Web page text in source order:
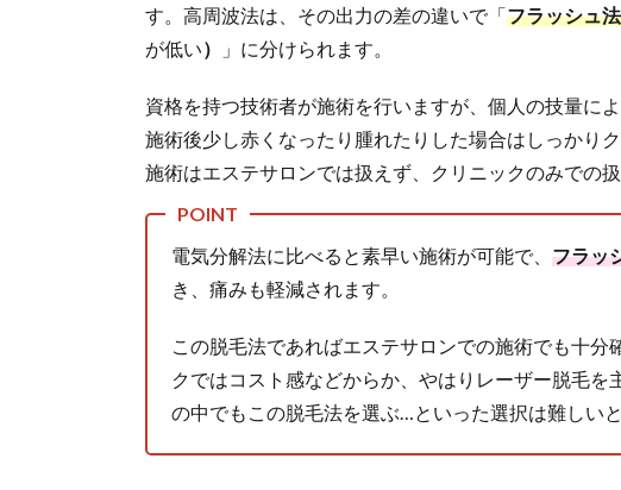
す
め
の
ロ
ン
は
こ
ち
女性
すす
めは
エス
テテ
ィッ
す。高周波法は、その出力の差の違いで「フラッシュ法
が低い） 」に分けられます。
資格を持つ技術者が施術を行いますが、個人の技量に
施術後少し赤くなったり腫れたりした場合はしっかり
施術はエステサロンでは扱えず、クリニックのみでの扱
電気分解法に比べると素早い施術が可能で、 フラッ
き、痛みも軽減されます。
この脱毛法であればエステサロンでの施術でも十
クではコスト感などからか、やはりレーザー脱毛
の中でもこの脱毛法を選ぶ…といった選択は難しいと